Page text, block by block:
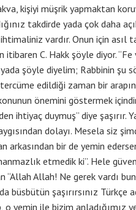
kişiyi müşrik yapmaktan
takdirde yada çok daha
vardır. Onun için asıl
C. Hakk şöyle diyor.
şöyle diyelim; Rabbinin şu
edildiği zaman bir
önemini göstermek
ihtiyaç duymuş” diye şaşırır.
dolayı. Mesela siz
arkasından bir de yemin
etmedik ki”. Hele
“Allah Allah! Ne gerek vardı
büsbütün şaşırırsınız Türkçe
o yemin ile bizim anladığımız